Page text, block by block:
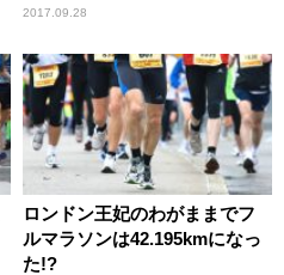
2017.09.28
ロンドン王妃のわがままでフ
ルマラソンは42.195kmになっ
た!?